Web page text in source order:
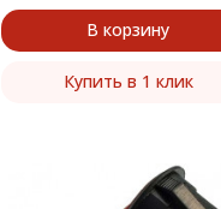
В корзину
Купить в 1 клик